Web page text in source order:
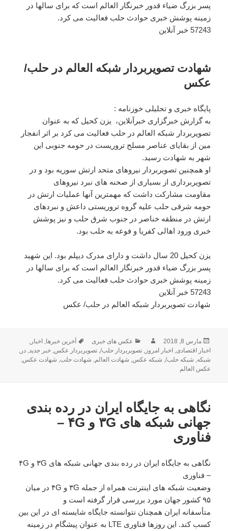
پسر بزرگ ضیاء قدور خبرنگار العالم است که برای سالها در
زمینه پوشش خبری حوادث حلب فعالیت می کرد.
57243 خبر آنلاین
شهادت تصویربردار شبکه العالم در حلب/
عکس
پایگاه خبری و تحلیلی خوزنامه :
به گزارش خبرگزاری خبرآنلاین، یزن کحیل که به عنوان
تصویربردار شبکه العالم در حلب فعالیت می کرد بر اثر انفجار
مین از بقایای عناصر مسلح تروریست در حومه جنوبی این
شهر به شهادت رسید.
او همچنین تصویربردار نیروهای متحد ارتش سوریه بود و در
تصویربرداری از بسیاری از صحنه های نبرد نیروهای
مقاومت مشارکت داشت که مهمترین آنها عملیات ارتش در
حومه شرقی حلب علیه گروه تروریستی داعش و نبردهای
ارتش در منطقه خناصر در جنوب شرق حلب و نیز پوشش
خبری ورود اهالی کفریا و فوعه به حلب بود.
یزن کحیل 20 سال داشت و دارای مدرک دیپلم بود. این شهید
پسر بزرگ ضیاء قدور خبرنگار العالم است که برای سالها در
زمینه پوشش خبری حوادث حلب فعالیت می کرد.
57243 خبر آنلاین
شهادت تصویربردار شبکه العالم در حلب/ عکس
ارسال
شده
در
مارس 8, 2018 نویسندهدسته‌ها
عکس های خبری برچسب‌ها
آخرین خبرها, اخبار,
اخبار اقتصادی, اخبار امروز,تصویربردار حلب/,تصویربردار عکس,خبر جدید,در,
شبکه, شبکه حلب/, شبکه عکس, شهادت العالم, شهادت حلب, شهادت عکس,
عکس العالم
نگاهی به جایگاه ایران در رده بندی
جهانی شبکه های ۳G و ۴G –
فناوری
نگاهی به جایگاه ایران در رده بندی جهانی شبکه های ۳G و ۴G
– فناوری
وضعیت شبکه های اینترنت همراه از جمله ۳G و ۴G در میان
۹۵ کشور جهان مورد بررسی قرار گرفته است و
متأسفانه ایران همچنان نتوانسته جایگاه شایسته ای در این بین
کسب کند. این روزها فناوری LTE به عنوان پیشگام در زمینه